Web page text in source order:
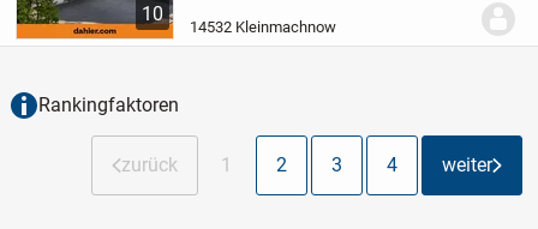
10
auf einem großzügigen Hanggrundstück
von ca. 1.080 m². Das im Jahr 2013
14532 Kleinmachnow
Rankingfaktoren
zurück 1 2 3 4 weiter